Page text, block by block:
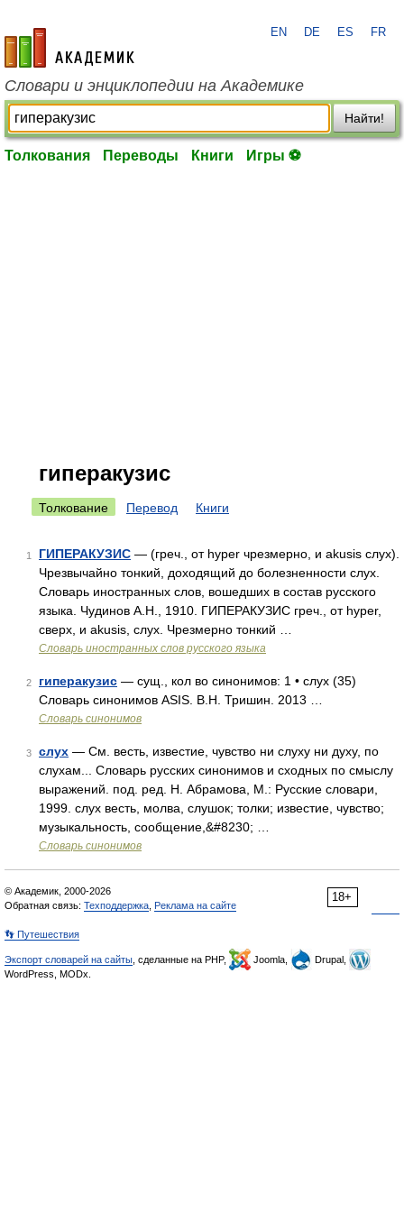
academic.ru
EN DE ES FR
Словари и энциклопедии на Академике
Найти!
Толкования Переводы Книги Игры ⚽
гиперакузис
Толкование Перевод Книги
1 ГИПЕРАКУЗИС — (греч., от hyper чрезмерно, и akusis слух).
Чрезвычайно тонкий, доходящий до болезненности слух.
Словарь иностранных слов, вошедших в состав русского
языка. Чудинов А.Н., 1910. ГИПЕРАКУЗИС греч., от hyper,
сверх, и akusis, слух. Чрезмерно тонкий …
Словарь иностранных слов русского языка
2 гиперакузис — сущ., кол во синонимов: 1 • слух (35)
Словарь синонимов ASIS. В.Н. Тришин. 2013 …
Словарь синонимов
3 слух — См. весть, известие, чувство ни слуху ни духу, по
слухам... Словарь русских синонимов и сходных по смыслу
выражений. под. ред. Н. Абрамова, М.: Русские словари,
1999. слух весть, молва, слушок; толки; известие, чувство;
музыкальность, сообщение,&#8230; …
Словарь синонимов
18+
© Академик, 2000-2026
Обратная связь: Техподдержка Реклама на сайте
👣 Путешествия
Экспорт словарей на сайты , сделанные на PHP, Joomla,
Drupal,
WordPress, MODx.